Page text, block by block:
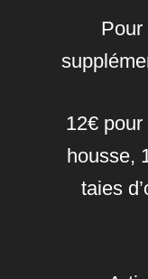
Pour
12€
housse,
taies